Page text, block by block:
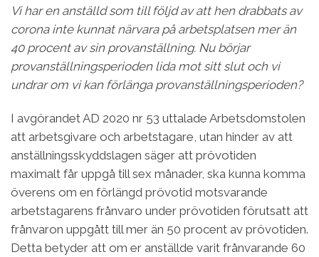
Vi har en anställd som till följd av att hen drabbats av
corona inte kunnat närvara på arbetsplatsen mer än
40 procent av sin provanställ­ning. Nu börjar
provanställningsperioden lida mot sitt slut och vi
undrar om vi kan förlänga provanställ­ningsperioden?
I avgörandet AD 2020 nr 53 uttalade Arbets­domstolen
att arbetsgivare och arbetstagare, utan hinder av att
anställningsskyddslagen säger att prövotiden
maximalt får uppgå till sex månader, ska kunna komma
överens om en förlängd prövo­tid motsvarande
arbetstagarens frånvaro under prövotiden förutsatt att
frånvaron uppgått till mer än 50 procent av prövotiden.
Detta betyder att om er anställde varit frånvarande 60